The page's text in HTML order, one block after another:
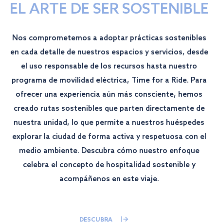
EL ARTE DE SER SOSTENIBLE
Nos comprometemos a adoptar prácticas sostenibles
en cada detalle de nuestros espacios y servicios, desde
el uso responsable de los recursos hasta nuestro
programa de movilidad eléctrica, Time for a Ride. Para
ofrecer una experiencia aún más consciente, hemos
creado rutas sostenibles que parten directamente de
nuestra unidad, lo que permite a nuestros huéspedes
explorar la ciudad de forma activa y respetuosa con el
medio ambiente. Descubra cómo nuestro enfoque
celebra el concepto de hospitalidad sostenible y
acompáñenos en este viaje.
DESCUBRA